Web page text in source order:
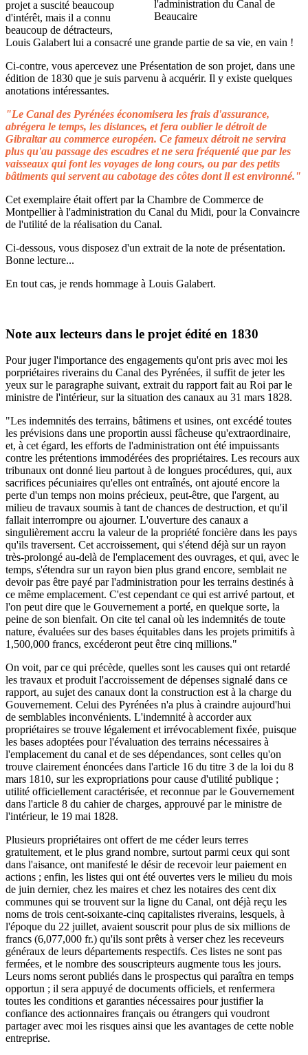
projet a suscité beaucoup
d'intérêt, mais il a connu
beaucoup de détracteurs,
Louis Galabert lui a consacré une grande partie de sa vie, en vain !
Ci-contre, vous apercevez une Présentation de son projet, dans une
édition de 1830 que je suis parvenu à acquérir. Il y existe quelques
anotations intéressantes.
"Le Canal des Pyrénées économisera les frais d'assurance,
abrégera le temps, les distances, et fera oublier le détroit de
Gibraltar au commerce européen. Ce fameux détroit ne servira
plus qu'au passage des escadres et ne sera fréquenté que par les
vaisseaux qui font les voyages de long cours, ou par des petits
bâtiments qui servent au cabotage des côtes dont il est environné."
Cet exemplaire était offert par la Chambre de Commerce de
Montpellier à l'administration du Canal du Midi, pour la Convaincre
de l'utilité de la réalisation du Canal.
Ci-dessous, vous disposez d'un extrait de la note de présentation.
Bonne lecture...
En tout cas, je rends hommage à Louis Galabert.
Note aux lecteurs dans le projet édité en 1830
Pour juger l'importance des engagements qu'ont pris avec moi les
porpriétaires riverains du Canal des Pyrénées, il suffit de jeter les
yeux sur le paragraphe suivant, extrait du rapport fait au Roi par le
ministre de l'intérieur, sur la situation des canaux au 31 mars 1828.
"Les indemnités des terrains, bâtimens et usines, ont excédé toutes
les prévisions dans une proportin aussi fâcheuse qu'extraordinaire,
et, à cet égard, les efforts de l'administration ont été impuissants
contre les prétentions immodérées des propriétaires. Les recours aux
tribunaux ont donné lieu partout à de longues procédures, qui, aux
sacrifices pécuniaires qu'elles ont entraînés, ont ajouté encore la
perte d'un temps non moins précieux, peut-être, que l'argent, au
milieu de travaux soumis à tant de chances de destruction, et qu'il
fallait interrompre ou ajourner. L'ouverture des canaux a
singulièrement accru la valeur de la propriété foncière dans les pays
qu'ils traversent. Cet accroissement, qui s'étend déjà sur un rayon
très-prolongé au-delà de l'emplacement des ouvrages, et qui, avec le
temps, s'étendra sur un rayon bien plus grand encore, semblait ne
devoir pas être payé par l'administration pour les terrains destinés à
ce même emplacement. C'est cependant ce qui est arrivé partout, et
l'on peut dire que le Gouvernement a porté, en quelque sorte, la
peine de son bienfait. On cite tel canal où les indemnités de toute
nature, évaluées sur des bases équitables dans les projets primitifs à
1,500,000 francs, excéderont peut être cinq millions."
On voit, par ce qui précède, quelles sont les causes qui ont retardé
les travaux et produit l'accroissement de dépenses signalé dans ce
rapport, au sujet des canaux dont la construction est à la charge du
Gouvernement. Celui des Pyrénées n'a plus à craindre aujourd'hui
de semblables inconvénients. L'indemnité à accorder aux
propriétaires se trouve légalement et irrévocablement fixée, puisque
les bases adoptées pour l'évaluation des terrains nécessaires à
l'emplacement du canal et de ses dépendances, sont celles qu'on
trouve clairement énoncées dans l'article 16 du titre 3 de la loi du 8
mars 1810, sur les expropriations pour cause d'utilité publique ;
utilité officiellement caractérisée, et reconnue par le Gouvernement
dans l'article 8 du cahier de charges, approuvé par le ministre de
l'intérieur, le 19 mai 1828.
Plusieurs propriétaires ont offert de me céder leurs terres
gratuitement, et le plus grand nombre, surtout parmi ceux qui sont
dans l'aisance, ont manifesté le désir de recevoir leur paiement en
actions ; enfin, les listes qui ont été ouvertes vers le milieu du mois
de juin dernier, chez les maires et chez les notaires des cent dix
communes qui se trouvent sur la ligne du Canal, ont déjà reçu les
noms de trois cent-soixante-cinq capitalistes riverains, lesquels, à
l'époque du 22 juillet, avaient souscrit pour plus de six millions de
francs (6,077,000 fr.) qu'ils sont prêts à verser chez les receveurs
généraux de leurs départements respectifs. Ces listes ne sont pas
fermées, et le nombre des souscripteurs augmente tous les jours.
Leurs noms seront publiés dans le prospectus qui paraîtra en temps
opportun ; il sera appuyé de documents officiels, et renfermera
toutes les conditions et garanties nécessaires pour justifier la
confiance des actionnaires français ou étrangers qui voudront
partager avec moi les risques ainsi que les avantages de cette noble
entreprise.